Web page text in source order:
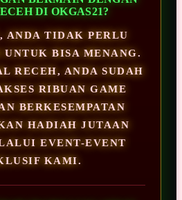
DI OKGAS21?
ANDA TIDAK PERLU
UNTUK BISA MENANG.
RECEH, ANDA SUDAH
RIBUAN GAME
BERKESEMPATAN
HADIAH JUTAAN
EVENT-EVENT
KAMI.